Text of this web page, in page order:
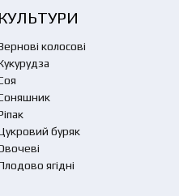
КУЛЬТУРИ
колосові
буряк
ягідні